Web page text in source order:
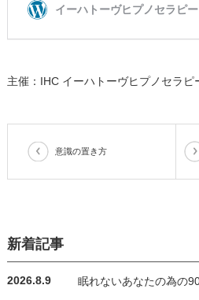
主催：IHC イーハトーヴヒプノセラピ
意識の置き方
新着記事
2026.8.9 眠れないあなたの為の